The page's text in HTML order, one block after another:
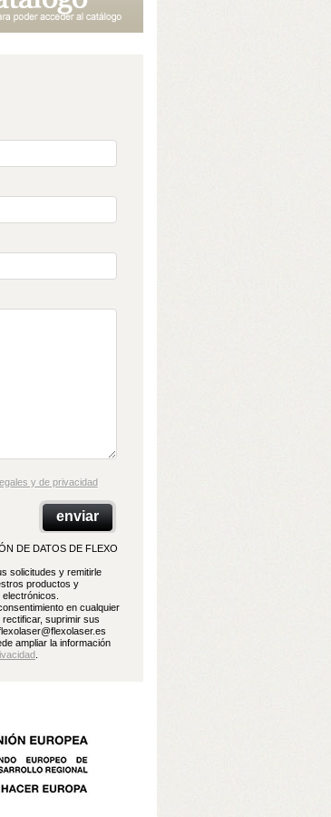
y de privacidad
DE DATOS DE FLEXO
solicitudes y remitirle
productos y
en cualquier
suprimir sus
ampliar la información